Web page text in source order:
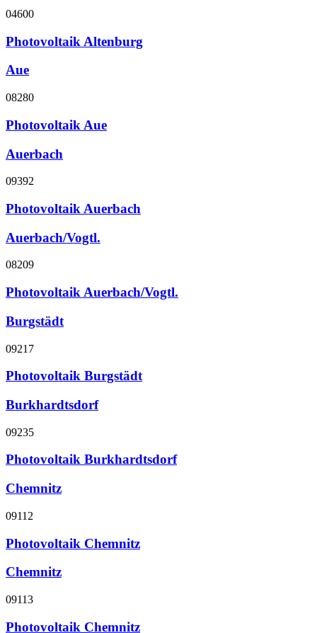
04600
Photovoltaik Altenburg
Aue
08280
Photovoltaik Aue
Auerbach
09392
Photovoltaik Auerbach
Auerbach/Vogtl.
08209
Photovoltaik Auerbach/Vogtl.
Burgstädt
09217
Photovoltaik Burgstädt
Burkhardtsdorf
09235
Photovoltaik Burkhardtsdorf
Chemnitz
09112
Photovoltaik Chemnitz
Chemnitz
09113
Photovoltaik Chemnitz